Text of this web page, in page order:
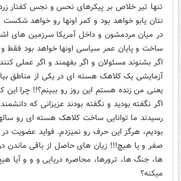
تنها تیر خلاص بر پیکرهای نحس و نجس کفتار
نتان یابو خواهد بود و کمر اونها رو خواهد
در میان مردمشون و داخل آمریکا سرزمین های
ساخت و پایان عمر سیاسی اونها خواهد بود
اگر بشنوند مسئولان و اگر بفهمند و اگر عملی
آزمایشی یک کلاهک هسته ای در یکی از مناطق
یعنی من زنده هستم این روز رو ببینم؟!! چرا این
اگر نگفته بودید و نگفته بودند عزیزانی که
رسیدند ما توانایی ساخت کلاهک هسته ای رو
بودیم، هرگز این حرف رو نمیزدم. فواید عضویت
صفر و یا هیچ!!! زیان های حاصل از باقی ماندن
ها، جنگ ها، ترورها، محاصره دریایی و و و آیا
میکنه؟